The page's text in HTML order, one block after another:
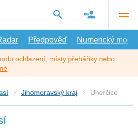
Předpověď Numerický model
ochlazení, místy přeháňky nebo
Jihomoravský kraj Uherčice